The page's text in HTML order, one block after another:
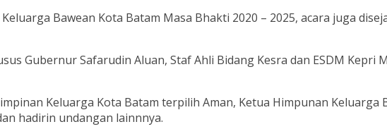
Bawean Kota Batam Masa Bhakti 2020 – 2025, acara juga
Gubernur Safarudin Aluan, Staf Ahli Bidang Kesra dan ESDM Kepri
Keluarga Kota Batam terpilih Aman, Ketua Himpunan Keluarga
hadirin undangan lainnnya.